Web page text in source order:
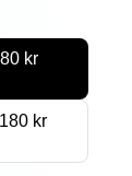
kr
kr